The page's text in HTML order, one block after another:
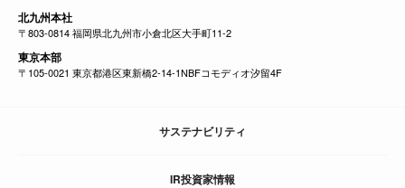
北九州本社
〒803-0814 福岡県北九州市小倉北区大手町11-2
東京本部
〒105-0021 東京都港区東新橋2-14-1NBFコモディオ汐留4F
サステナビリティ
IR投資家情報